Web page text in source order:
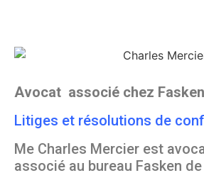
Avocat associé chez Fasken
Litiges et résolutions de
Me Charles Mercier est
associé au bureau Fasken